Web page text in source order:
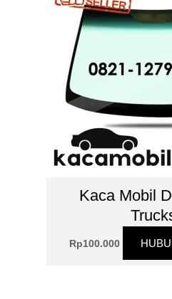
Kaca Mobil
Rp100.000